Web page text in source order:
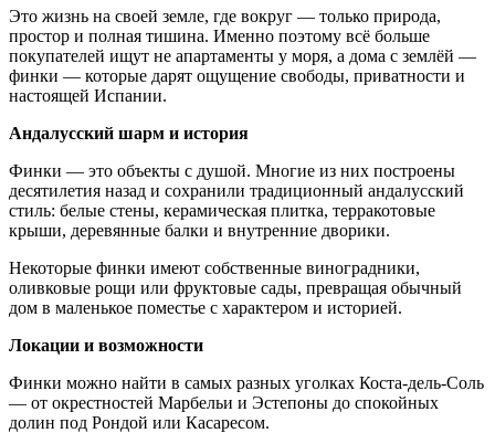
Это жизнь на своей земле, где вокруг — только природа,
простор и полная тишина. Именно поэтому всё больше
покупателей ищут не апартаменты у моря, а дома с землёй —
финки — которые дарят ощущение свободы, приватности и
настоящей Испании.
Андалусский шарм и история
Финки — это объекты с душой. Многие из них построены
десятилетия назад и сохранили традиционный андалусский
стиль: белые стены, керамическая плитка, терракотовые
крыши, деревянные балки и внутренние дворики.
Некоторые финки имеют собственные виноградники,
оливковые рощи или фруктовые сады, превращая обычный
дом в маленькое поместье с характером и историей.
Локации и возможности
Финки можно найти в самых разных уголках Коста-дель-Соль
— от окрестностей Марбельи и Эстепоны до спокойных
долин под Рондой или Касаресом.